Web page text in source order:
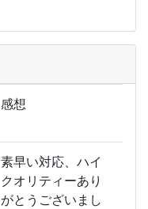
感想
素早い対応、ハイ
クオリティーあり
がとうございまし